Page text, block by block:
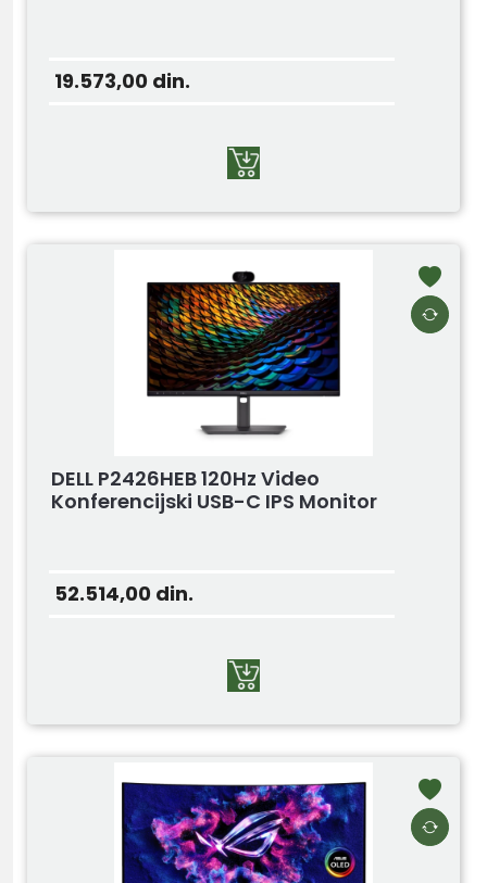
19.573,00 din.
DELL P2426HEB 120Hz Video
Konferencijski USB-C IPS Monitor
52.514,00 din.